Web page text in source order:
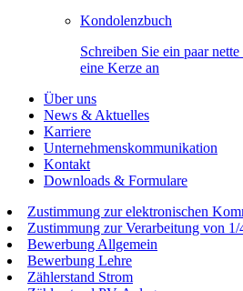
Kondolenzbuch
Schreiben Sie ein paar
eine Kerze an
Über uns
News & Aktuelles
Karriere
Unternehmenskommunikation
Kontakt
Downloads & Formulare
Zustimmung zur elektronischen
Zustimmung zur Verarbeitung von 1/
Bewerbung Allgemein
Bewerbung Lehre
Zählerstand Strom